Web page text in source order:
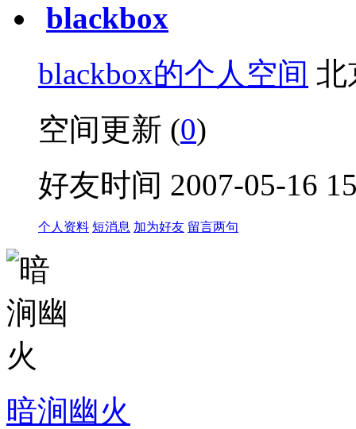
blackbox
blackbox的个人空间 北
空间更新 (0)
好友时间 2007-05-16
个人资料 短消息 加为好友 留言两句
暗涧幽火